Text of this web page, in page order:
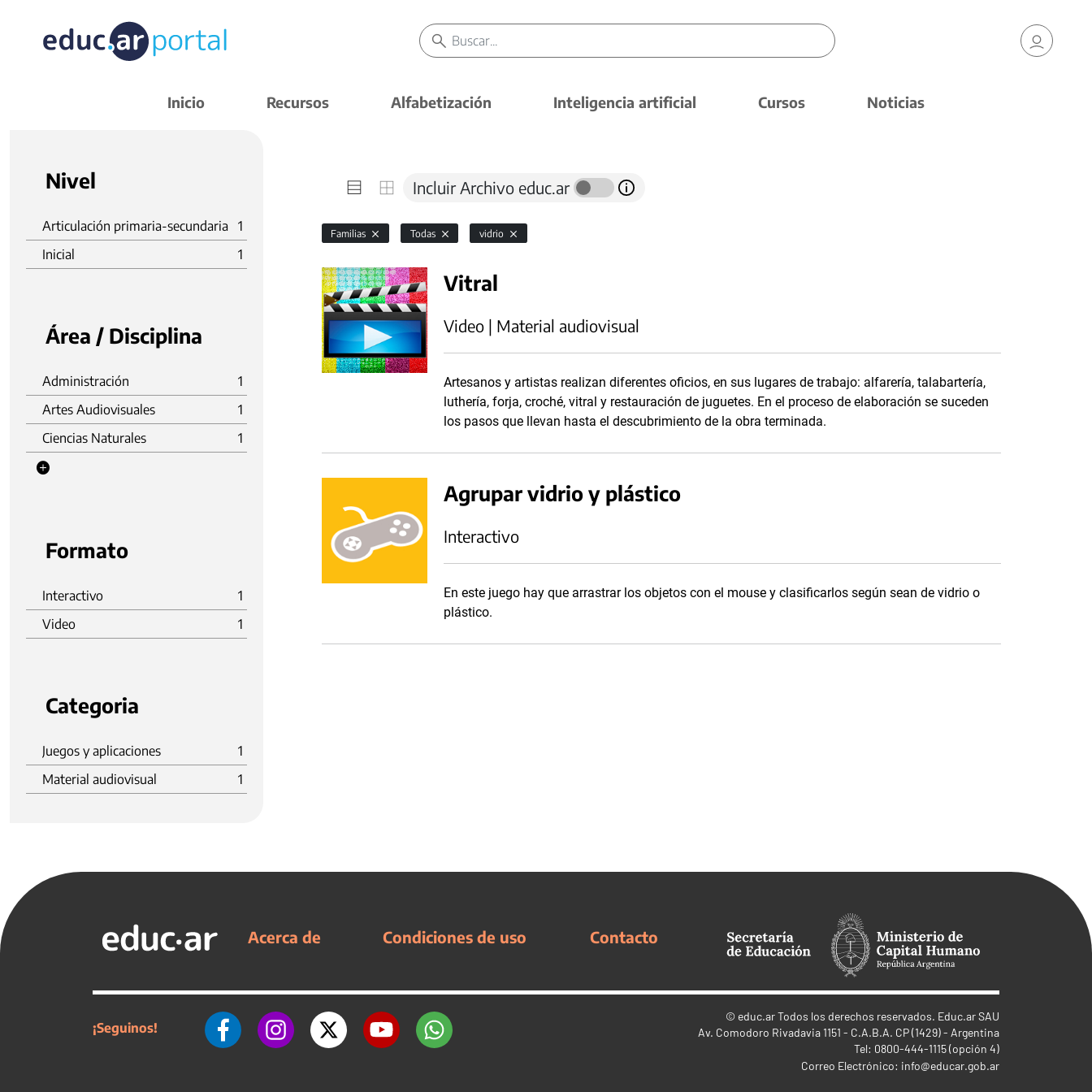
Inicio Recursos Alfabetización Inteligencia artificial Cursos Noticias
Nivel
Articulación primaria-secundaria 1
Inicial
1
Área / Disciplina
Administración
1
Artes Audiovisuales
1
Ciencias Naturales
1
Formato
Interactivo
1
Video
1
Categoria
Juegos y aplicaciones
1
Material audiovisual
1
Incluir Archivo educ.ar
Familias Todas vidrio
Vitral
Video | Material audiovisual
Artesanos y artistas realizan diferentes oficios, en sus lugares de trabajo: alfarería, talabartería,
luthería, forja, croché, vitral y restauración de juguetes. En el proceso de elaboración se suceden
los pasos que llevan hasta el descubrimiento de la obra terminada.
Agrupar vidrio y plástico
Interactivo
En este juego hay que arrastrar los objetos con el mouse y clasificarlos según sean de vidrio o
plástico.
Acerca de Condiciones de uso Contacto
¡Seguinos!
© educ.arTodos los derechos reservados. Educ.ar SAU
Av. Comodoro Rivadavia 1151 - C.A.B.A. CP (1429) - Argentina
Tel: 0800-444-1115 (opción 4)
Correo Electrónico: info@educar.gob.ar